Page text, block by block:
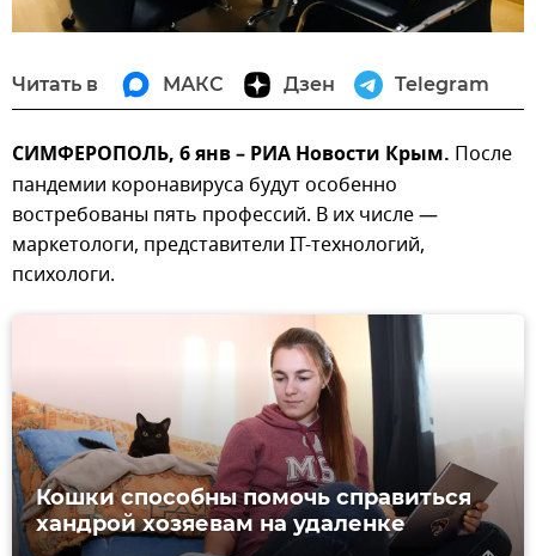
Читать в МАКС Дзен Telegram
СИМФЕРОПОЛЬ, 6 янв – РИА Новости Крым. После
пандемии коронавируса будут особенно
востребованы пять профессий. В их числе —
маркетологи, представители IT-технологий,
психологи.
Кошки способны помочь справиться
хандрой хозяевам на удаленке